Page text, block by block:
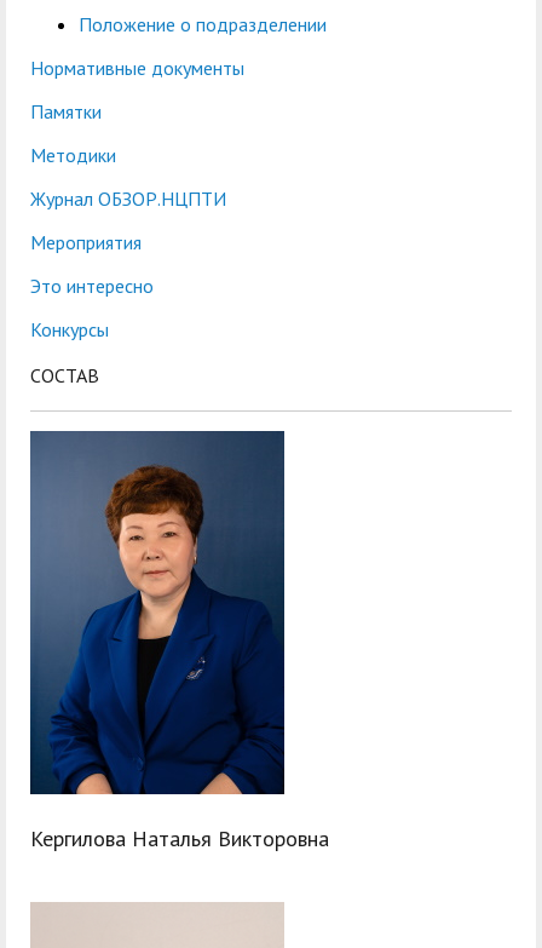
Положение о подразделении
Нормативные документы
Памятки
Методики
Журнал ОБЗОР.НЦПТИ
Мероприятия
Это интересно
Конкурсы
СОСТАВ
Кергилова Наталья Викторовна